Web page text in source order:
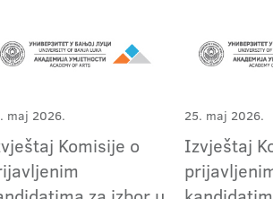
maj 2026.
Komisije o
25. maj 2026.
Izvještaj